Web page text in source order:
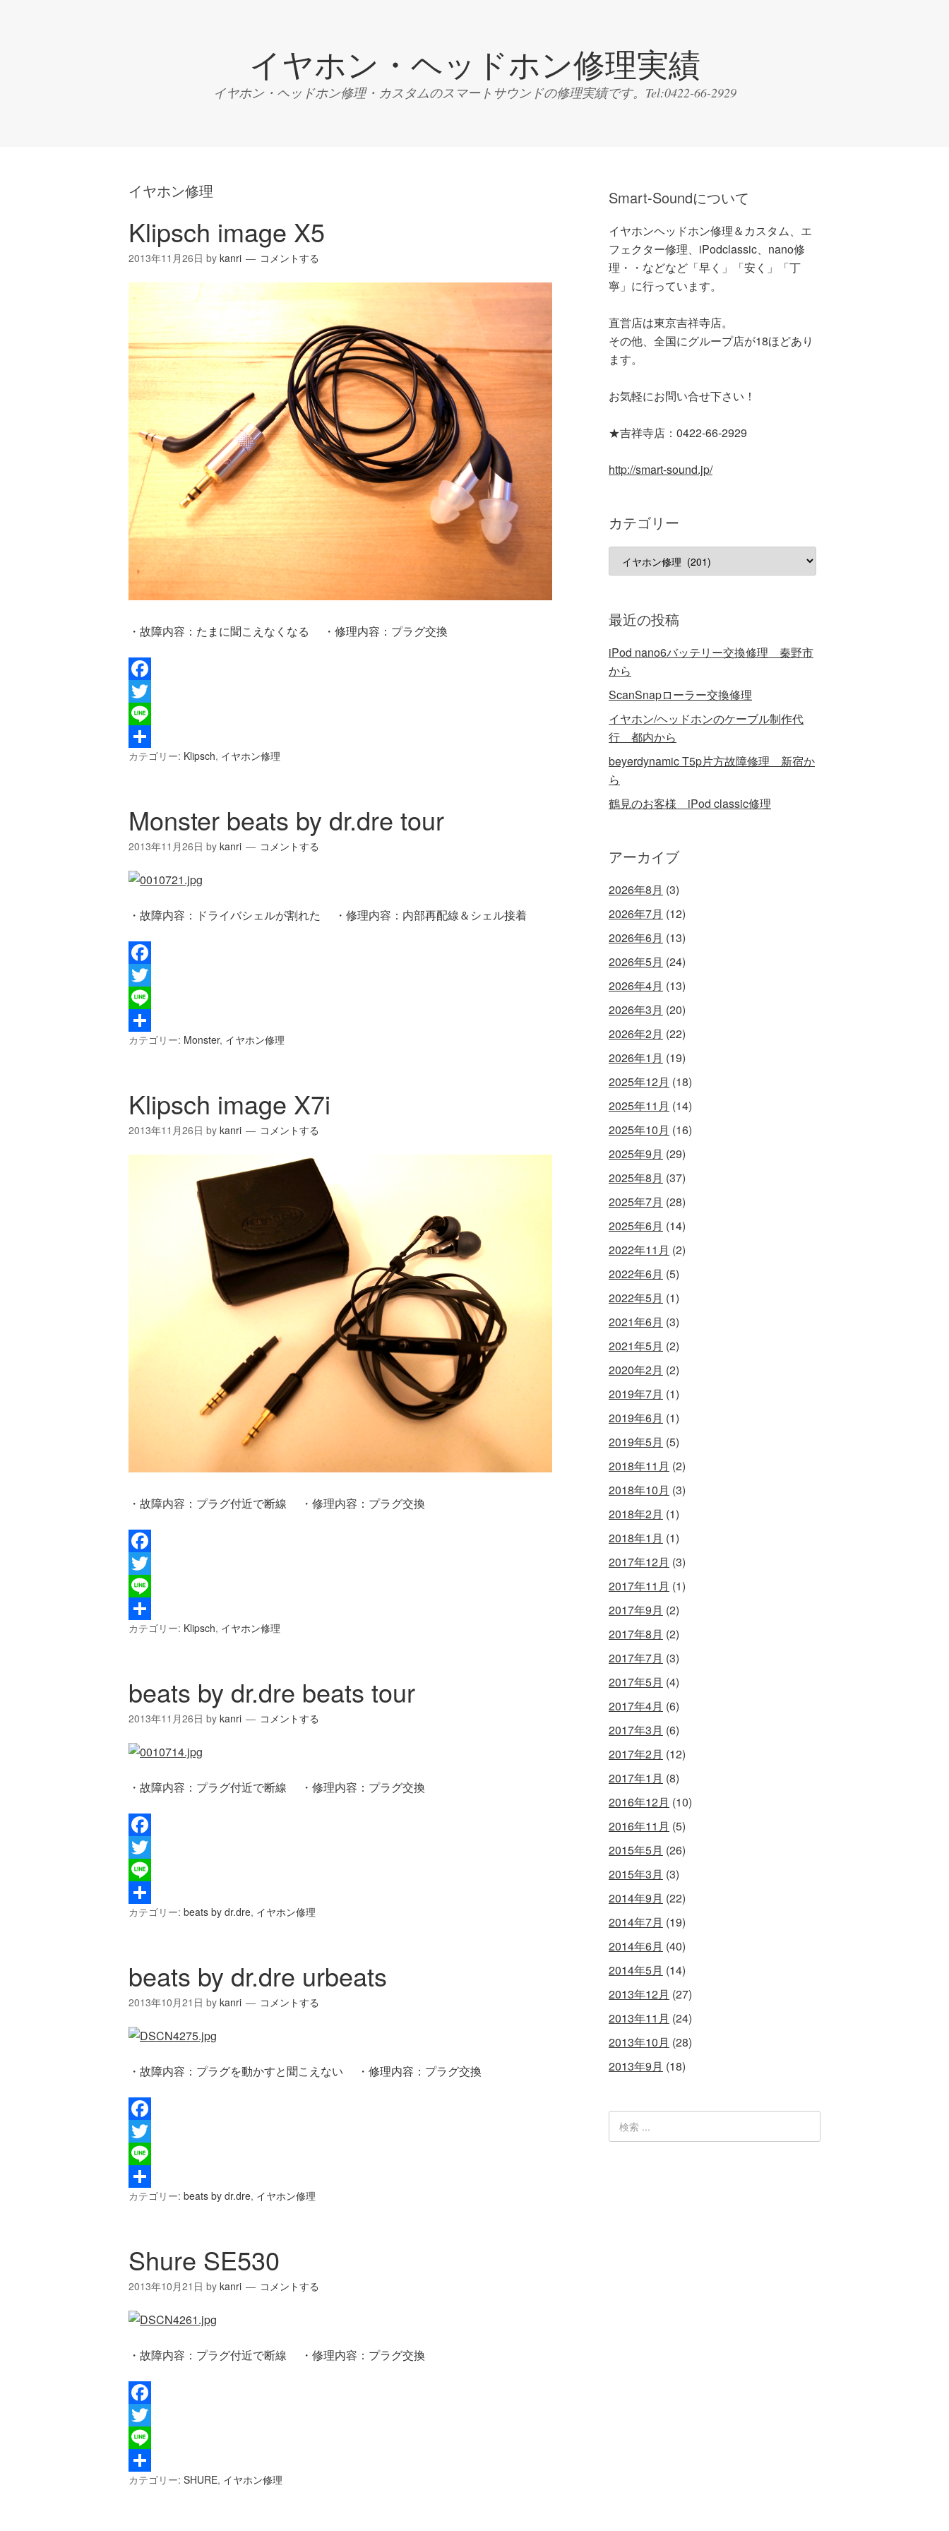
イヤホン・ヘッドホン修理実績
イヤホン・ヘッドホン修理・カスタムのスマートサウンドの修理実績です。Tel:0422-66-2929
イヤホン修理
Klipsch image X5
2013年11月26日 by kanri コメントする
・故障内容：たまに聞こえなくなる ・修理内容：プラグ交換
Facebook
Twitter
Line
共
カテゴリー: Klipsch, イヤホン修理
Monster beats by dr.dre tour
2013年11月26日 by kanri コメントする
・故障内容：ドライバシェルが割れた ・修理内容：内部再配線＆シェル接着
Facebook
Twitter
Line
共
カテゴリー: Monster, イヤホン修理
Klipsch image X7i
2013年11月26日 by kanri コメントする
・故障内容：プラグ付近で断線 ・修理内容：プラグ交換
Facebook
Twitter
Line
共
カテゴリー: Klipsch, イヤホン修理
beats by dr.dre beats tour
2013年11月26日 by kanri コメントする
・故障内容：プラグ付近で断線 ・修理内容：プラグ交換
Facebook
Twitter
Line
共
カテゴリー: beats by dr.dre, イヤホン修理
beats by dr.dre urbeats
2013年10月21日 by kanri コメントする
・故障内容：プラグを動かすと聞こえない ・修理内容：プラグ交換
Facebook
Twitter
Line
共
カテゴリー: beats by dr.dre, イヤホン修理
Shure SE530
2013年10月21日 by kanri コメントする
・故障内容：プラグ付近で断線 ・修理内容：プラグ交換
Facebook
Twitter
Line
共
カテゴリー: SHURE, イヤホン修理
Smart-Soundについて
イヤホンヘッドホン修理＆カスタム、エ
フェクター修理、iPodclassic、nano修
理・・などなど「早く」「安く」「丁
寧」に行っています。
直営店は東京吉祥寺店。
その他、全国にグループ店が18ほどあり
ます。
お気軽にお問い合せ下さい！
★吉祥寺店：0422-66-2929
http://smart-sound.jp/
カテゴリー
テ
リ
ー
最近の投稿
iPod nano6バッテリー交換修理 秦野市
から
ScanSnapローラー交換修理
イヤホン/ヘッドホンのケーブル制作代
行 都内から
beyerdynamic T5p片方故障修理 新宿か
ら
鶴見のお客様 iPod classic修理
アーカイブ
2026年8月 (3)
2026年7月 (12)
2026年6月 (13)
2026年5月 (24)
2026年4月 (13)
2026年3月 (20)
2026年2月 (22)
2026年1月 (19)
2025年12月 (18)
2025年11月 (14)
2025年10月 (16)
2025年9月 (29)
2025年8月 (37)
2025年7月 (28)
2025年6月 (14)
2022年11月 (2)
2022年6月 (5)
2022年5月 (1)
2021年6月 (3)
2021年5月 (2)
2020年2月 (2)
2019年7月 (1)
2019年6月 (1)
2019年5月 (5)
2018年11月 (2)
2018年10月 (3)
2018年2月 (1)
2018年1月 (1)
2017年12月 (3)
2017年11月 (1)
2017年9月 (2)
2017年8月 (2)
2017年7月 (3)
2017年5月 (4)
2017年4月 (6)
2017年3月 (6)
2017年2月 (12)
2017年1月 (8)
2016年12月 (10)
2016年11月 (5)
2015年5月 (26)
2015年3月 (3)
2014年9月 (22)
2014年7月 (19)
2014年6月 (40)
2014年5月 (14)
2013年12月 (27)
2013年11月 (24)
2013年10月 (28)
2013年9月 (18)